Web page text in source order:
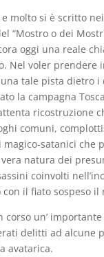
molto si è scritto
“Mostro o dei
oggi una reale
Nel voler prendere
tale pista dietro i
la campagna
ricostruzione
comuni,
magico-satanici che
natura dei
coinvolti
il fiato sospeso il
corso un’
delitti ad alcune
avatarica.